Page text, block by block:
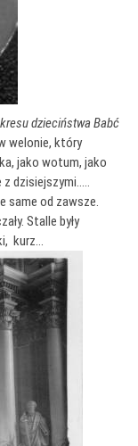
dzieciństwa Babć
welonie, który
jako wotum, jako
dzisiejszymi…..
same od zawsze.
Stalle były
kurz…